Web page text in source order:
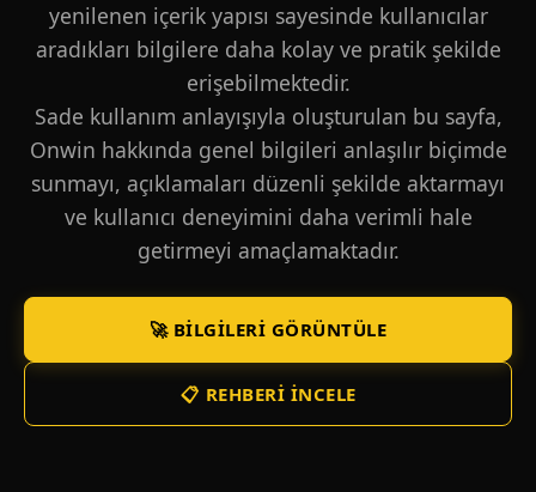
yenilenen içerik yapısı sayesinde kullanıcılar
aradıkları bilgilere daha kolay ve pratik şekilde
erişebilmektedir.
Sade kullanım anlayışıyla oluşturulan bu sayfa,
Onwin hakkında genel bilgileri anlaşılır biçimde
sunmayı, açıklamaları düzenli şekilde aktarmayı
ve kullanıcı deneyimini daha verimli hale
getirmeyi amaçlamaktadır.
🚀 BILGILERI GÖRÜNTÜLE
📋 REHBERI İNCELE